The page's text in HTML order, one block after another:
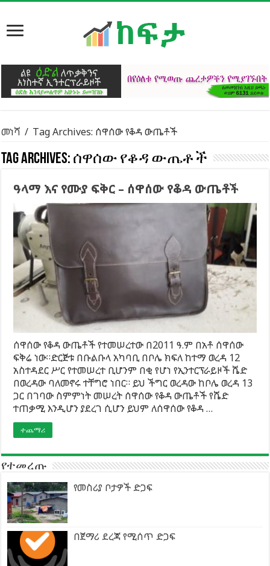
መነሻ / Tag Archives: ሰዋሰው የቆዳ ውጤቶች
Tag Archives: ሰዋሰው የቆዳ ውጤቶች
ዓላማ እና የሙያ ፍቅር – ሰዋሰው የቆዳ ውጤቶች
ሰዋሰው የቆዳ ውጤቶች የተመሠረተው በ2011 ዓ.ም በአቶ ሰዋሰው
ፍቅሬ ነው።ድርጅቱ በቡልቡላ አካባቢ በቦሌ ክፍለ ከተማ ወረዳ 12
አስተዳደር ሥር የተመሠረተ ቢሆንም በቂ የሆነ የኢንተርፕራይዞች ሼድ
በወረዳው ባለመኖሩ ተቸግሮ ነበር። ይህ ችግር ወረዳው ከቦሌ ወረዳ 13
ጋር በገባው ስምምነት መሠረት ሰዋሰው የቆዳ ውጤቶች የሼድ
ተጠቃሚ እንዲሆን ያደረገ ሲሆን ይህም ለሰዋሰው የቆዳ …
ተጨማሪ
የተመረጡ
የመስሪያ ቦታዎች ድጋፍ
በጀማሪ ደረጃ የሚሰጥ ድጋፍ